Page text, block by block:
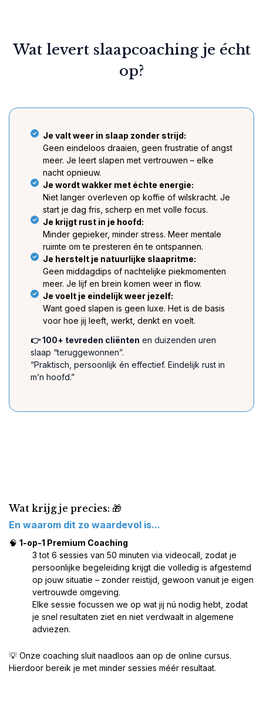
Wat levert slaapcoaching je écht
op?
Je valt weer in slaap zonder strijd:
Geen eindeloos draaien, geen frustratie of angst
meer. Je leert slapen met vertrouwen – elke
nacht opnieuw.
Je wordt wakker met échte energie:
Niet langer overleven op koffie of wilskracht. Je
start je dag fris, scherp en met volle focus.
Je krijgt rust in je hoofd:
Minder gepieker, minder stress. Meer mentale
ruimte om te presteren én te ontspannen.
Je herstelt je natuurlijke slaapritme:
Geen middagdips of nachtelijke piekmomenten
meer. Je lijf en brein komen weer in flow.
Je voelt je eindelijk weer jezelf:
Want goed slapen is geen luxe. Het is de basis
voor hoe jij leeft, werkt, denkt en voelt.
👉 100+ tevreden cliënten en duizenden uren
slaap “teruggewonnen”.
“Praktisch, persoonlijk én effectief. Eindelijk rust in
m’n hoofd.”
Wat krijg je precies: 🎁
En waarom dit zo waardevol is...
🧠 1-op-1 Premium Coaching
3 tot 6 sessies van 50 minuten via videocall, zodat je
persoonlijke begeleiding krijgt die volledig is afgestemd
op jouw situatie – zonder reistijd, gewoon vanuit je eigen
vertrouwde omgeving.
Elke sessie focussen we op wat jij nú nodig hebt, zodat
je snel resultaten ziet en niet verdwaalt in algemene
adviezen.
💡 Onze coaching sluit naadloos aan op de online cursus.
Hierdoor bereik je met minder sessies méér resultaat.